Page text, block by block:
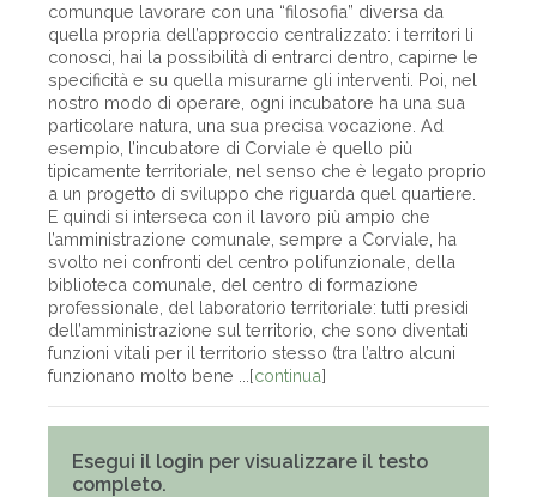
comunque lavorare con una “filosofia” diversa da
quella propria dell’approccio centralizzato: i territori li
conosci, hai la possibilità di entrarci dentro, capirne le
specificità e su quella misurarne gli interventi. Poi, nel
nostro modo di operare, ogni incubatore ha una sua
particolare natura, una sua precisa vocazione. Ad
esempio, l’incubatore di Corviale è quello più
tipicamente territoriale, nel senso che è legato proprio
a un progetto di sviluppo che riguarda quel quartiere.
E quindi si interseca con il lavoro più ampio che
l’amministrazione comunale, sempre a Corviale, ha
svolto nei confronti del centro polifunzionale, della
biblioteca comunale, del centro di formazione
professionale, del laboratorio territoriale: tutti presidi
dell’amministrazione sul territorio, che sono diventati
funzioni vitali per il territorio stesso (tra l’altro alcuni
funzionano molto bene ...[continua]
Esegui il login per visualizzare il testo
completo.